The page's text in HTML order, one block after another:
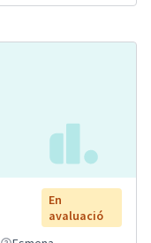
En
avaluació